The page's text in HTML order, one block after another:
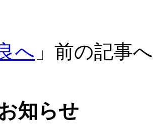
へ 」前の記
知らせ